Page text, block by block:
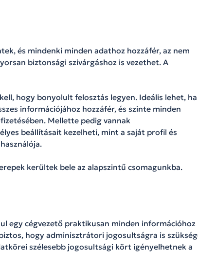
és mindenki minden adathoz hozzáfér, az nem
biztonsági szivárgáshoz is vezethet. A
hogy bonyolult felosztás legyen. Ideális lehet, ha
információjához hozzáfér, és szinte minden
Mellette pedig vannak
beállításait kezelheti, mint a saját profil és
kerültek bele az alapszintű csomagunkba.
egy cégvezető praktikusan minden információhoz
hogy adminisztrátori jogosultságra is
szélesebb jogosultsági kört igényelhetnek a